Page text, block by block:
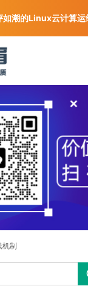
机制
如潮的Linux云计算